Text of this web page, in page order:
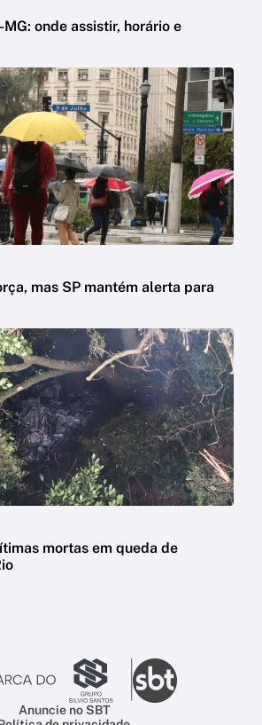
onde assistir, horário e
mas SP mantém alerta para
mortas em queda de
Anuncie no SBT